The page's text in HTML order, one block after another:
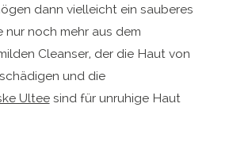
dann vielleicht ein sauberes
noch mehr aus dem
Cleanser, der die Haut von
und die
Ulteesind für unruhige Haut